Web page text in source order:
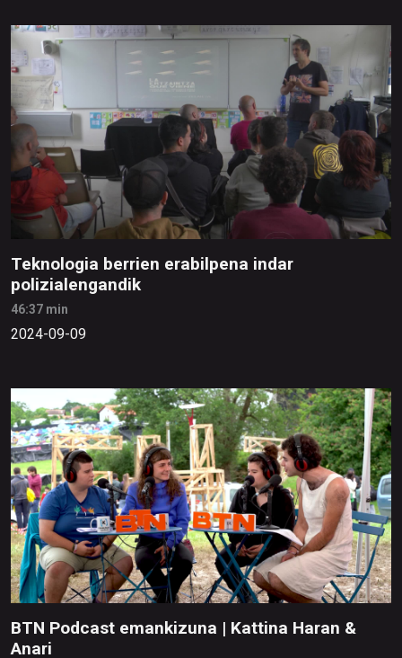
Teknologia berrien erabilpena indar
polizialengandik
46:37 min
2024-09-09
BTN Podcast emankizuna | Kattina Haran &
Anari